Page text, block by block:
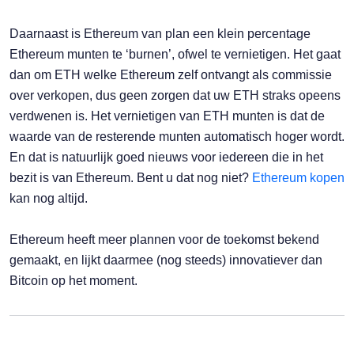
Daarnaast is Ethereum van plan een klein percentage
Ethereum munten te ‘burnen’, ofwel te vernietigen. Het gaat
dan om ETH welke Ethereum zelf ontvangt als commissie
over verkopen, dus geen zorgen dat uw ETH straks opeens
verdwenen is. Het vernietigen van ETH munten is dat de
waarde van de resterende munten automatisch hoger wordt.
En dat is natuurlijk goed nieuws voor iedereen die in het
bezit is van Ethereum. Bent u dat nog niet? Ethereum kopen
kan nog altijd.
Ethereum heeft meer plannen voor de toekomst bekend
gemaakt, en lijkt daarmee (nog steeds) innovatiever dan
Bitcoin op het moment.